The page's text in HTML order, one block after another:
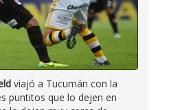
viajó a Tucumán con la
puntitos que lo dejen en